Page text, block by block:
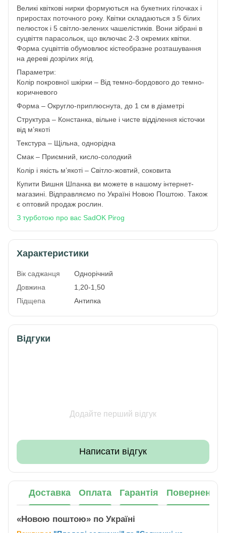
Великі квіткові нирки формуються на букетних гілочках і
приростах поточного року. Квітки складаються з 5 білих
пелюсток і 5 світло-зелених чашелістиків. Вони зібрані в
суцвіття парасольок, що включає 2-3 окремих квітки.
Форма суцвіттів обумовлює кістеобразне розташування
на дереві дозрілих ягід.
Параметри:
Колір покровної шкірки – Від темно-бордового до темно-
коричневого
Форма – Округло-приплюснута, до 1 см в діаметрі
Структура – Констанка, вільне і чисте відділення кісточки
від м’якоті
Текстура – Щільна, однорідна
Смак – Приємний, кисло-солодкий
Колір і якість м’якоті – Світло-жовтий, соковита
Купити Вишня Шпанка ви можете в нашому інтернет-
магазині. Відправляємо по Україні Новою Поштою. Також
є оптовий продаж рослин.
З турботою про вас SadOK Pirog
Характеристики
Вік саджанця
Однорічний
Довжина
1,20-1,50
Підщепа
Антипка
Відгуки
Додайте перший відгук
Написати відгук
Доставка Оплата Гарантія Повернення
«Новою поштою» по Україні